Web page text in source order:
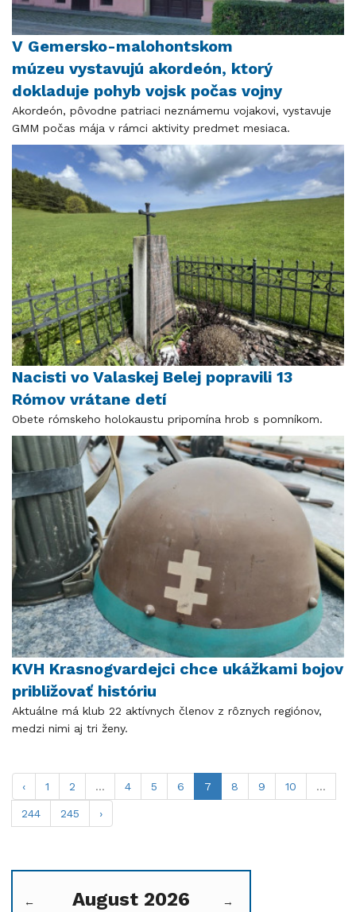
V Gemersko-malohontskom
múzeu vystavujú akordeón, ktorý
dokladuje pohyb vojsk počas vojny
Akordeón, pôvodne patriaci neznámemu vojakovi, vystavuje
GMM počas mája v rámci aktivity predmet mesiaca.
Nacisti vo Valaskej Belej popravili 13
Rómov vrátane detí
Obete rómskeho holokaustu pripomína hrob s pomníkom.
KVH Krasnogvardejci chce ukážkami bojov
približovať históriu
Aktuálne má klub 22 aktívnych členov z rôznych regiónov,
medzi nimi aj tri ženy.
‹ 1 2 ... 4 5 6 7 8 9 10 ...
244 245 ›
← August 2026 →